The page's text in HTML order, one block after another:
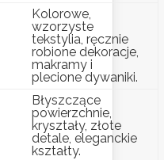
Kolorowe,
wzorzyste
tekstylia, ręcznie
robione dekoracje,
makramy i
plecione dywaniki.
Błyszczące
powierzchnie,
kryształy, złote
detale, eleganckie
kształty.